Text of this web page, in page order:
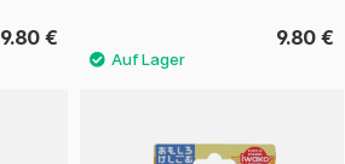
9.80 € 9.80 €